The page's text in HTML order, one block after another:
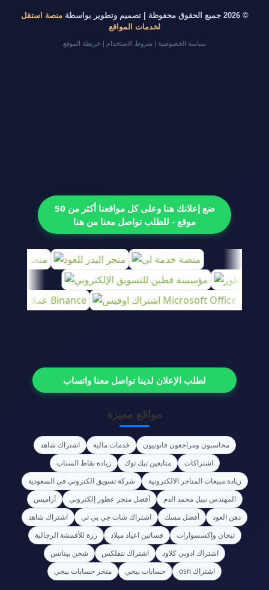
© 2026 جميع الحقوق محفوظة | تصميم وتطوير بواسطة
منصة استقل
لخدمات المواقع
سياسة الخصوصية | شروط الاستخدام | خريطة الموقع
ضع إعلانك هنا وعلى كل مواقعنا أكثر من 50
موقع - للطلب تواصل معنا من هنا
لطلب الإعلان لدينا تواصل معنا واتساب
مواقع مميزة
محاسبون ومراجعون قانونيون خدمات مالية
اشتراك شاهد
اشتراكات
متابعين تيك توك
زيادة نقاط السناب
زيادة مبيعات المتاجر الالكترونية
شركة تسويق الكتروني في السعودية
المهندس نبيل محمد الدم
أفضل متجر عطور إلكتروني
أراميس
دهن العود
أفضل مسك اشتراك شات جي بي تي
اشتراك شاهد
تيجان وإكسسوارات
فساتين اعياد ميلاد
رزة للأقمشة الرجالية
اشتراك ادوبي كلاود
اشتراك نتفلكس
شحن بينانس
اشتراك osn
حسابات ببجي متجر حسابات ببجي